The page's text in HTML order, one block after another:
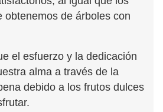
obtenemos de árboles con
el esfuerzo y la dedicación
alma a través de la
debido a los frutos dulces